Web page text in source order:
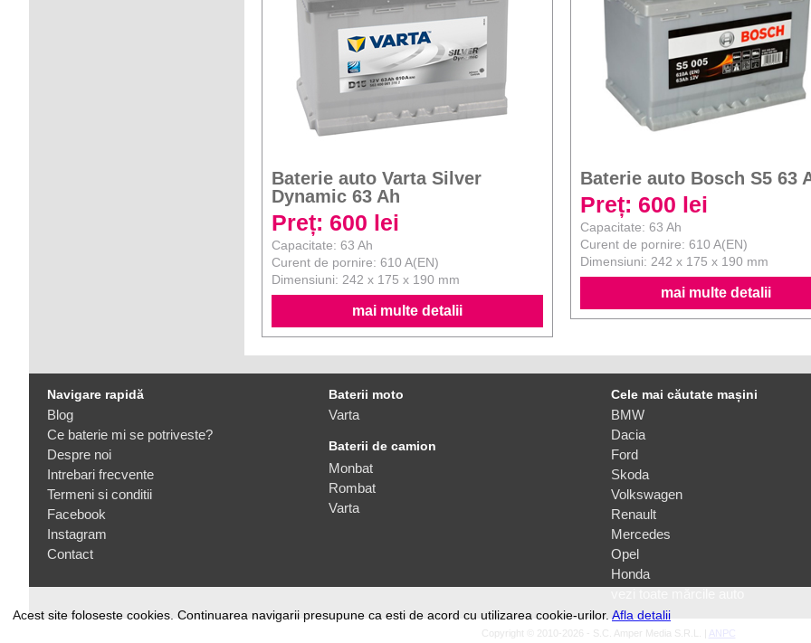
Acest site foloseste cookies. Continuarea navigarii presupune ca esti de acord cu utilizarea cookie-urilor. Afla detalii
Baterie auto Varta Silver
Dynamic 63 Ah
Preț: 600 lei
Capacitate: 63 Ah
Curent de pornire: 610 A(EN)
Dimensiuni: 242 x 175 x 190 mm
mai multe detalii
Baterie auto Bosch S5 63
Preț: 600 lei
Capacitate: 63 Ah
Curent de pornire: 610 A(EN)
Dimensiuni: 242 x 175 x 190 mm
mai multe detalii
Navigare rapidă
Blog
Ce baterie mi se potriveste?
Despre noi
Intrebari frecvente
Termeni si conditii
Facebook
Instagram
Contact
Baterii moto
Varta
Baterii de camion
Monbat
Rombat
Varta
Cele mai căutate mașini
BMW
Dacia
Ford
Skoda
Volkswagen
Renault
Mercedes
Opel
Honda
Copyright © 2010-2026 - S.C. Amper Media S.R.L. | ANPC